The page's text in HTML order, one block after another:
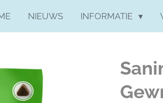
NIEUWS INFORMATIE